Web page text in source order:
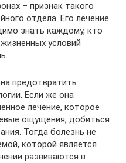
– признак такого
отдела. Его лечение
знать каждому, кто
условий
предотвратить
Если же она
лечение, которое
ощущения, добиться
Тогда болезнь не
которой является
развиваются в